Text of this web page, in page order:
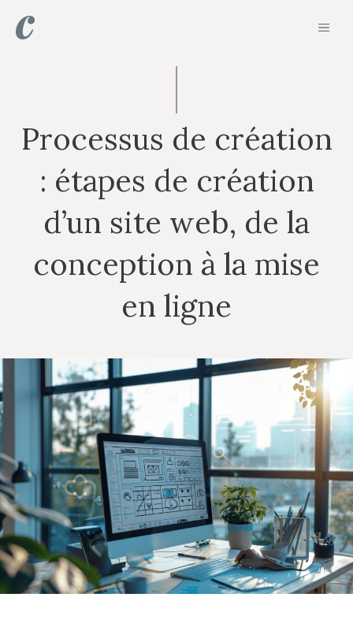
Processus de création
: étapes de création
d’un site web, de la
conception à la mise
en ligne